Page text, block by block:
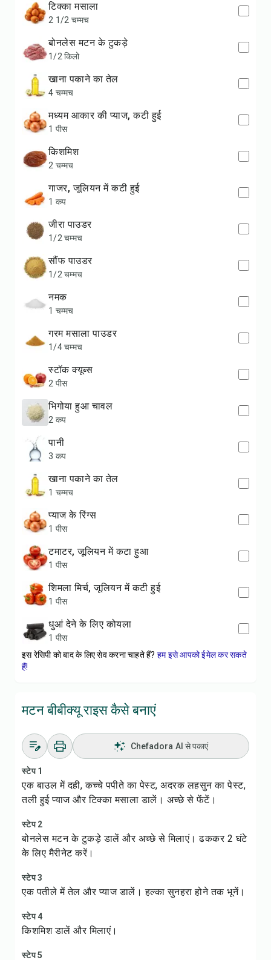
टिक्का मसाला
2 1/2 चम्मच
बोनलेस मटन के टुकड़े
1/2 किलो
खाना पकाने का तेल
4 चम्मच
मध्यम आकार की प्याज, कटी हुई
1 पीस
किशमिश
2 चम्मच
गाजर, जूलियन में कटी हुई
1 कप
जीरा पाउडर
1/2 चम्मच
सौंफ पाउडर
1/2 चम्मच
नमक
1 चम्मच
गरम मसाला पाउडर
1/4 चम्मच
स्टॉक क्यूब्स
2 पीस
भिगोया हुआ चावल
2 कप
पानी
3 कप
खाना पकाने का तेल
1 चम्मच
प्याज के रिंग्स
1 पीस
टमाटर, जूलियन में कटा हुआ
1 पीस
शिमला मिर्च, जूलियन में कटी हुई
1 पीस
धुआं देने के लिए कोयला
1 पीस
इस रेसिपी को बाद के लिए सेव करना चाहते हैं? हम इसे आपको ईमेल कर सकते
हैं!
मटन बीबीक्यू राइस कैसे बनाएं
Chefadora AI से पकाएं
स्टेप 1
एक बाउल में दही, कच्चे पपीते का पेस्ट, अदरक लहसुन का पेस्ट,
तली हुई प्याज और टिक्का मसाला डालें। अच्छे से फेंटें।
स्टेप 2
बोनलेस मटन के टुकड़े डालें और अच्छे से मिलाएं। ढककर 2 घंटे
के लिए मैरीनेट करें।
स्टेप 3
एक पतीले में तेल और प्याज डालें। हल्का सुनहरा होने तक भूनें।
स्टेप 4
किशमिश डालें और मिलाएं।
स्टेप 5